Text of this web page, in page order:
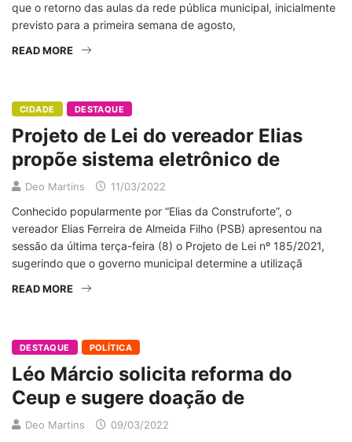
que o retorno das aulas da rede pública municipal, inicialmente
previsto para a primeira semana de agosto,
READ MORE
CIDADE DESTAQUE
Projeto de Lei do vereador Elias
propõe sistema eletrônico de
Deo Martins 11/03/2022
Conhecido popularmente por “Elias da Construforte”, o
vereador Elias Ferreira de Almeida Filho (PSB) apresentou na
sessão da última terça-feira (8) o Projeto de Lei nº 185/2021,
sugerindo que o governo municipal determine a utilizaçã
READ MORE
DESTAQUE POLÍTICA
Léo Márcio solicita reforma do
Ceup e sugere doação de
Deo Martins 09/03/2022